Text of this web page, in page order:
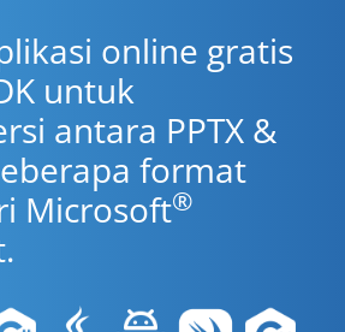
online gratis
untuk
antara PPTX &
format
Microsoft®